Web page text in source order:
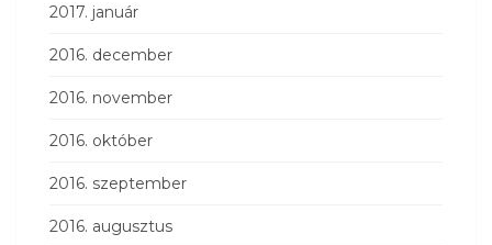
2017. január
2016. december
2016. november
2016. október
2016. szeptember
2016. augusztus